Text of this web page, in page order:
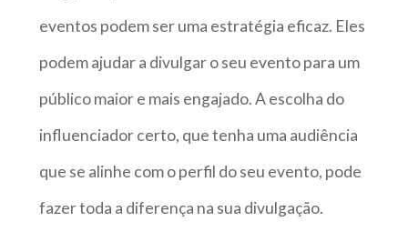
eventos podem ser uma estratégia eficaz. Eles
podem ajudar a divulgar o seu evento para um
público maior e mais engajado. A escolha do
influenciador certo, que tenha uma audiência
que se alinhe com o perfil do seu evento, pode
fazer toda a diferença na sua divulgação.